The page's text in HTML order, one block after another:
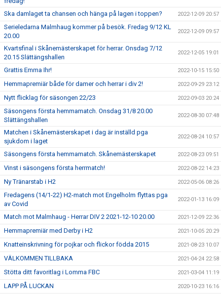
Ska damlaget ta chansen och hänga på lagen i toppen? 2022-12-09 20:57
Serieledarna Malmhaug kommer på besök. Fredag 9/12 KL
20.00
2022-12-09 09:57
Kvartsfinal i Skånemästerskapet för herrar. Onsdag 7/12
20.15 Slättängshallen
2022-12-05 19:01
Grattis Emma Ihr! 2022-10-15 15:50
Hemmapremiär både för damer och herrar i div 2! 2022-09-29 23:12
Nytt flicklag för säsongen 22/23 2022-09-03 20:24
Säsongens första hemmamatch. Onsdag 31/8 20.00
Slättängshallen
2022-08-30 07:48
Matchen i Skånemästerskapet i dag är inställd pga
sjukdom i laget
2022-08-24 10:57
Säsongens första hemmamatch. Skånemästerskapet 2022-08-23 09:51
Vinst i säsongens första herrmatch! 2022-08-22 14:23
Ny Tränarstab i H2 2022-05-06 08:26
Fredagens (14/1-22) H2-match mot Engelholm flyttas pga
av Covid
2022-01-13 16:09
Match mot Malmhaug - Herrar DIV 2 2021-12-10 20.00 2021-12-09 22:36
Hemmapremiär med Derby i H2 2021-10-05 20:29
Knatteinskrivning för pojkar och flickor födda 2015 2021-08-23 10:07
VÄLKOMMEN TILLBAKA 2021-04-24 22:58
Stötta ditt favoritlag i Lomma FBC 2021-03-04 11:19
LAPP PÅ LUCKAN 2020-10-23 16:16